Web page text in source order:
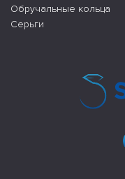
Обручальные кольца
Серьги